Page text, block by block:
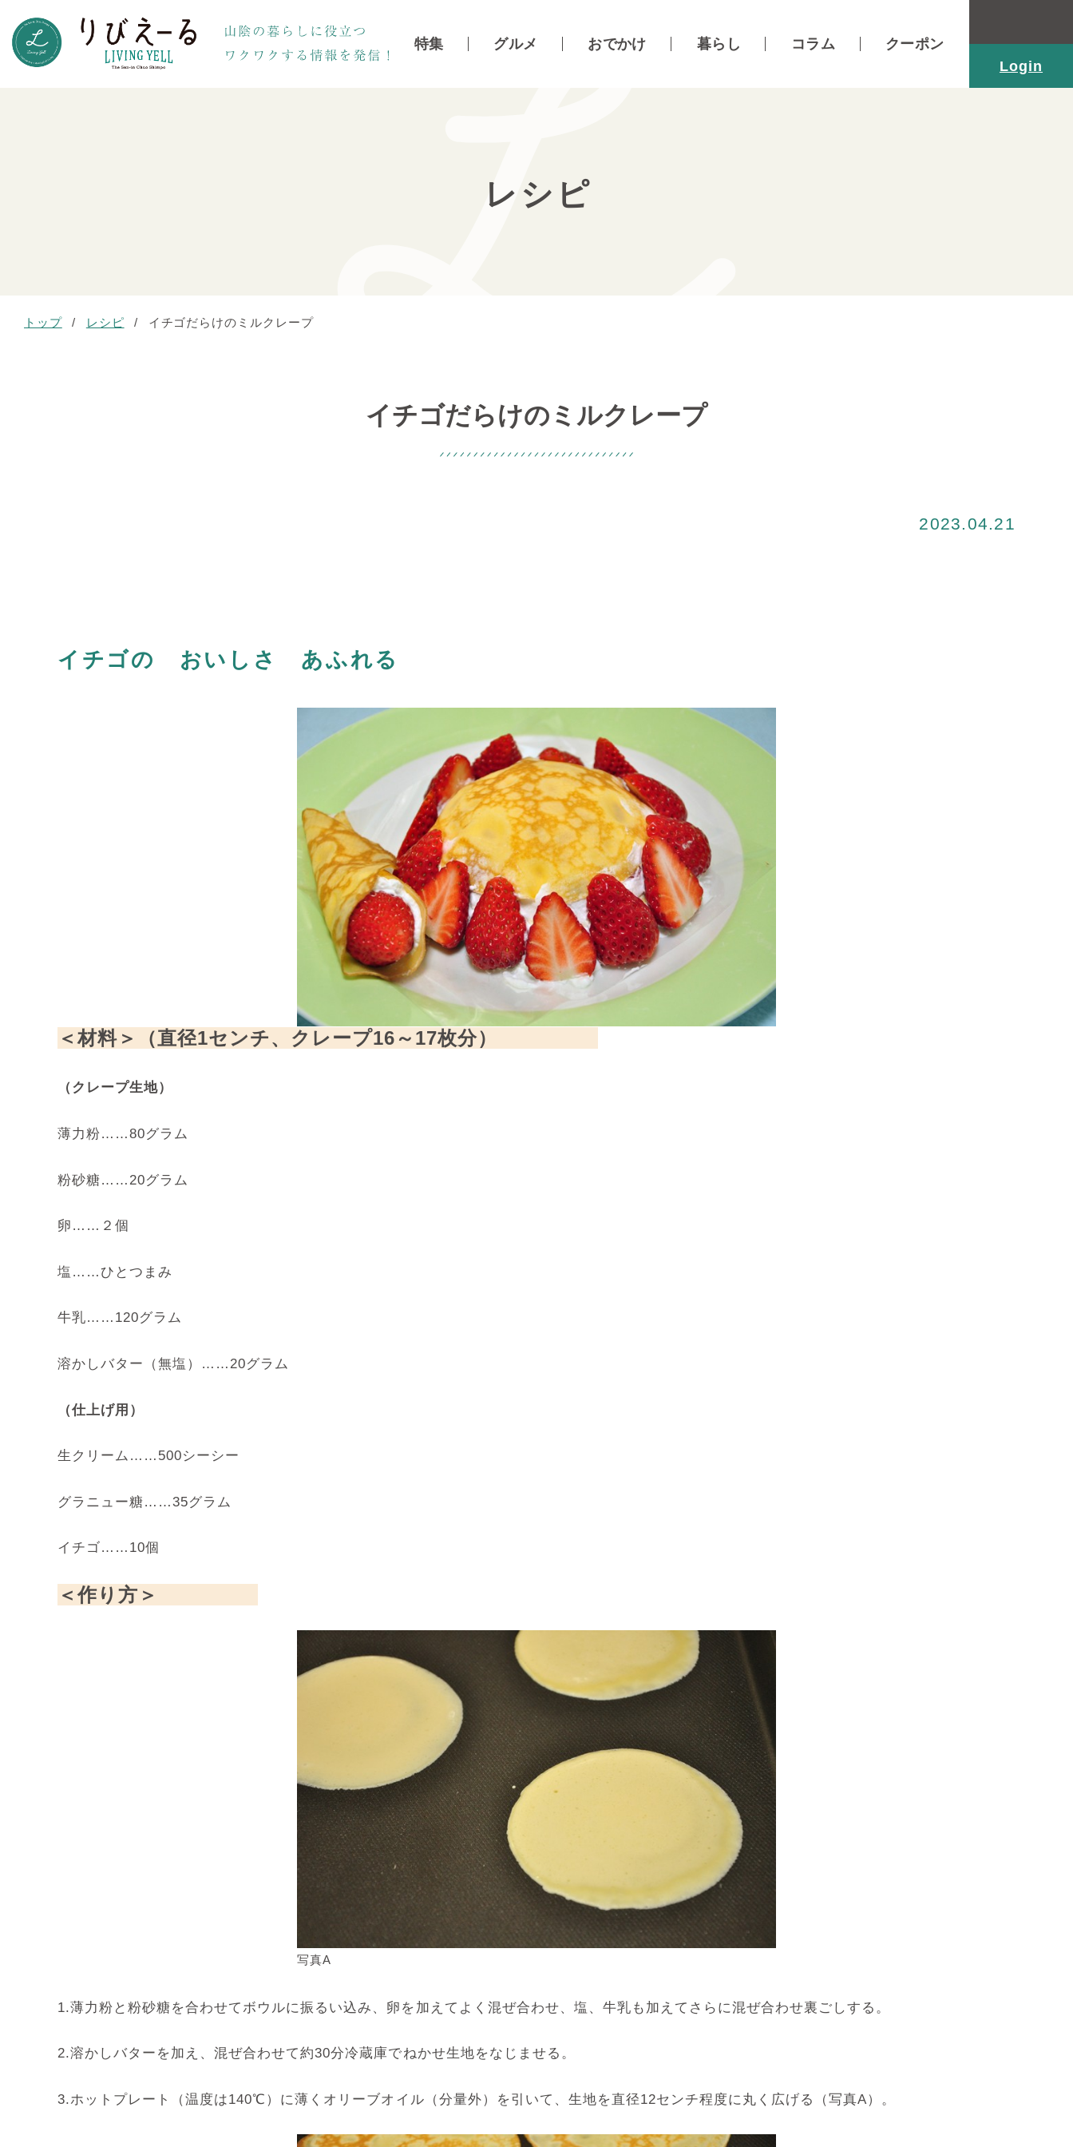
特集 グルメ おでかけ 暮らし コラム
クーポン
Login
レシピ
トップ / レシピ / イチゴだらけのミルクレープ
イチゴだらけのミルクレープ
2023.04.21
イチゴの おいしさ あふれる
＜材料＞（直径1センチ、クレープ16～17枚分）
（クレープ生地）
薄力粉……80グラム
粉砂糖……20グラム
卵……２個
塩……ひとつまみ
牛乳……120グラム
溶かしバター（無塩）……20グラム
（仕上げ用）
生クリーム……500シーシー
グラニュー糖……35グラム
イチゴ……10個
＜作り方＞
写真A
1.薄力粉と粉砂糖を合わせてボウルに振るい込み、卵を加えてよく混ぜ合わせ、塩、牛乳も加えてさらに混ぜ合わせ裏ごしする。
2.溶かしバターを加え、混ぜ合わせて約30分冷蔵庫でねかせ生地をなじませる。
3.ホットプレート（温度は140℃）に薄くオリーブオイル（分量外）を引いて、生地を直径12センチ程度に丸く広げる（写真A）。